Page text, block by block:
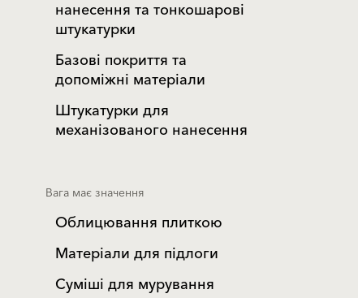
нанесення та тонкошарові
штукатурки
Базові покриття та
допоміжні матеріали
Штукатурки для
механізованого нанесення
Вага має значення
Облицювання плиткою
Матеріали для підлоги
Суміші для мурування